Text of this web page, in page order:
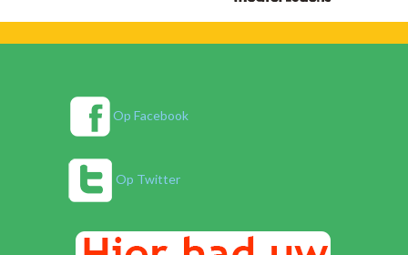
Op Facebook
Op Twitter